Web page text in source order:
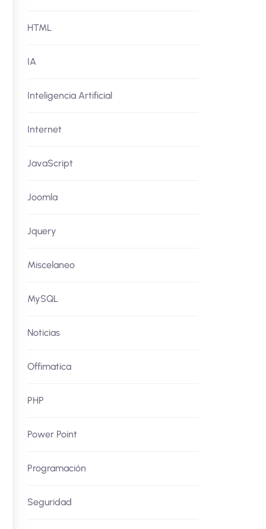
HTML
IA
Inteligencia Artificial
Internet
JavaScript
Joomla
Jquery
Miscelaneo
MySQL
Noticias
Offimatica
PHP
Power Point
Programación
Seguridad